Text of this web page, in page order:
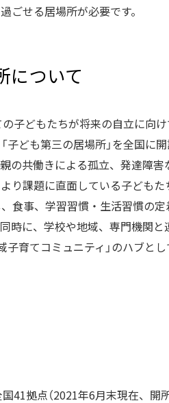
ごせる居場所が必要です。
について
子どもたちが将来の自立に向
子ども第三の居場所」を全国に
の共働きによる孤立、発達障害
り課題に直面している子どもた
食事、学習習慣・生活習慣の定
時に、学校や地域、専門機関と
子育てコミュニティ」のハブと
国41拠点（2021年6月末現在、